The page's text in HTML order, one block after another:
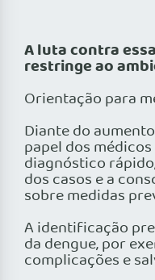
A luta contra
restringe ao
Orientação para
Diante do
papel dos
diagnóstico
dos casos e a
sobre medidas
A identificação
da dengue, por
complicações e